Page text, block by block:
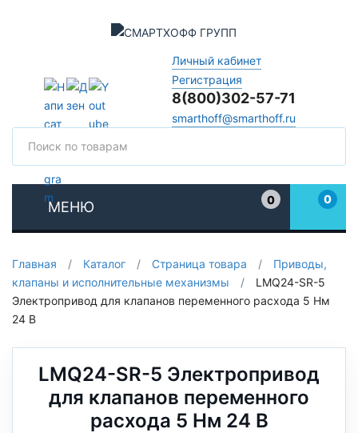
Личный кабинет
Регистрация
8(800)302-57-71
smarthoff@smarthoff.ru
МЕНЮ
0
0
Главная / Каталог / Страница товара /
Приводы,
клапаны и исполнительные механизмы
/
LMQ24-SR-5
Электропривод для клапанов переменного расхода 5 Нм
24 В
LMQ24-SR-5 Электропривод
для клапанов переменного
расхода 5 Нм 24 В